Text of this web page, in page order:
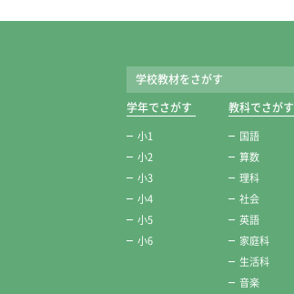
学校教材をさがす
学年でさがす
小1
小2
小3
小4
小5
小6
教科でさがす
国語
算数
理科
社会
英語
家庭科
生活科
音楽